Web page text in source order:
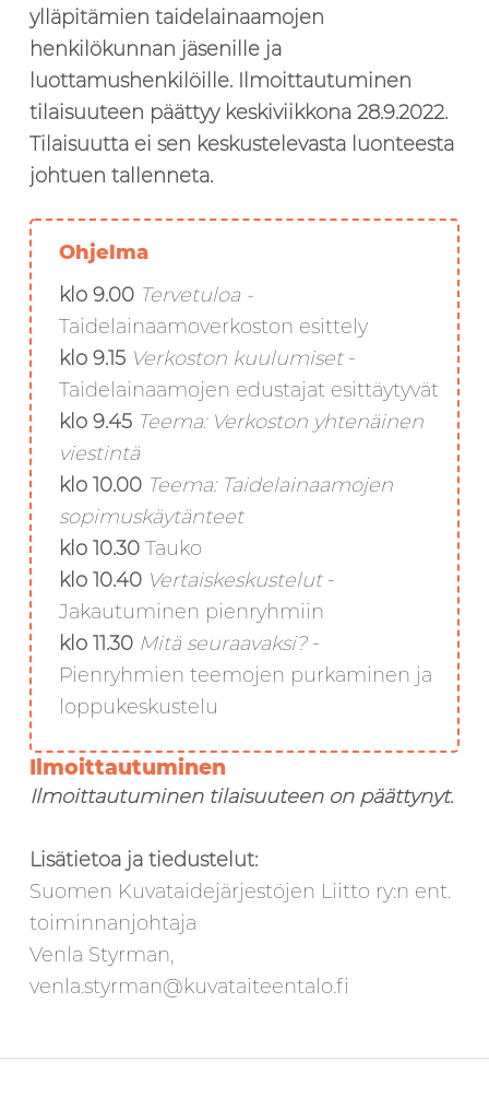
ylläpitämien taidelainaamojen
henkilökunnan jäsenille ja
luottamushenkilöille. Ilmoittautuminen
tilaisuuteen päättyy keskiviikkona 28.9.2022.
Tilaisuutta ei sen keskustelevasta luonteesta
johtuen tallenneta.
Ohjelma
klo 9.00 Tervetuloa -
Taidelainaamoverkoston esittely
klo 9.15 Verkoston kuulumiset -
Taidelainaamojen edustajat esittäytyvät
klo 9.45Teema: Verkoston yhtenäinen
viestintä
klo 10.00 Teema: Taidelainaamojen
sopimuskäytänteet
klo 10.30Tauko
klo 10.40 Vertaiskeskustelut-
Jakautuminen pienryhmiin
klo 11.30 Mitä seuraavaksi?-
Pienryhmien teemojen purkaminen ja
loppukeskustelu
Ilmoittautuminen
Ilmoittautuminen tilaisuuteen on päättynyt.
Lisätietoa ja tiedustelut:
Suomen Kuvataidejärjestöjen Liitto ry:n ent.
toiminnanjohtaja
Venla Styrman,
venla.styrman@kuvataiteentalo.fi
Skip back to main navigation
Artikkelien selaus